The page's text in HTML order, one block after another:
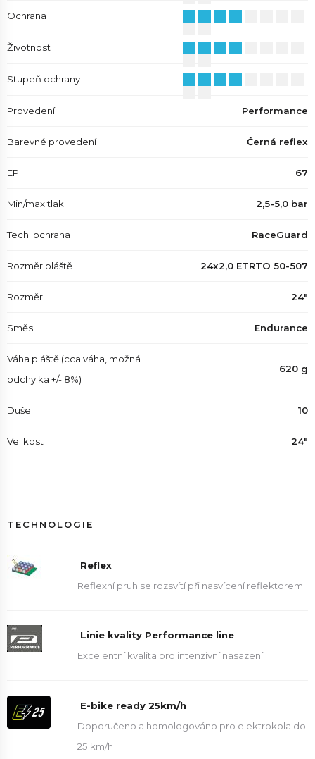
Ochrana
Životnost
Stupeň ochrany
Provedení Performance
Barevné provedení Černá reflex
EPI 67
Min/max tlak 2,5-5,0 bar
Tech. ochrana RaceGuard
Rozměr pláště 24x2,0 ETRTO 50-507
Rozměr 24"
Směs Endurance
Váha pláště (cca váha, možná
odchylka +/- 8%)
620 g
Duše 10
Velikost 24"
TECHNOLOGIE
Reflex
Reflexní pruh se rozsvítí při nasvícení reflektorem.
Linie kvality Performance line
Excelentní kvalita pro intenzivní nasazení.
E-bike ready 25km/h
Doporučeno a homologováno pro elektrokola do
25 km/h